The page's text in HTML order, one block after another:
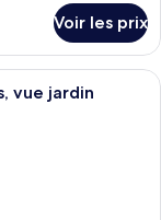
Voir les prix
moderne avec un
vue jardin